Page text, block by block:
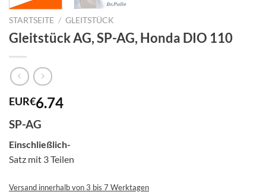
STARTSEITE / GLEITSTÜCK
Gleitstück AG, SP-AG, Honda DIO 110
EUR€6.74
SP-AG
Einschließlich-
Satz mit 3 Teilen
Versand innerhalb von 3 bis 7 Werktagen